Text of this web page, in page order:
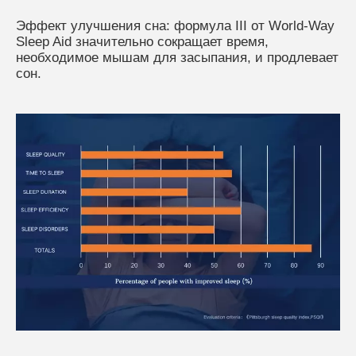
Эффект улучшения сна: формула III от World-Way
Sleep Aid значительно сокращает время,
необходимое мышам для засыпания, и продлевает
сон.